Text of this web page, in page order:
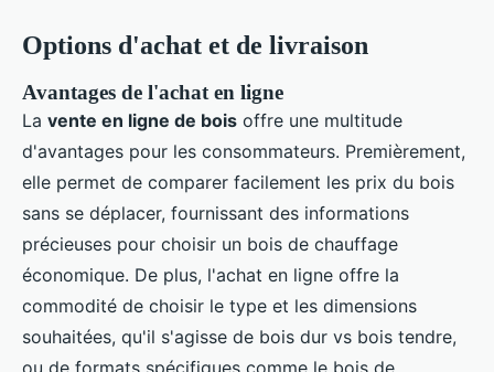
Options d'achat et de livraison
Avantages de l'achat en ligne
La vente en ligne de bois offre une multitude
d'avantages pour les consommateurs. Premièrement,
elle permet de comparer facilement les prix du bois
sans se déplacer, fournissant des informations
précieuses pour choisir un bois de chauffage
économique. De plus, l'achat en ligne offre la
commodité de choisir le type et les dimensions
souhaitées, qu'il s'agisse de bois dur vs bois tendre,
ou de formats spécifiques comme le bois de